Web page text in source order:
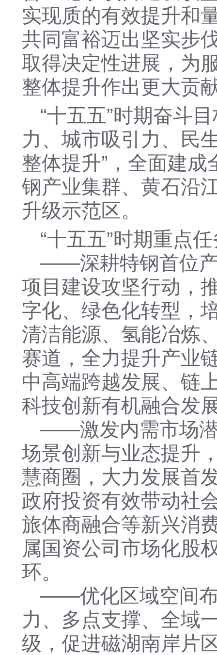
实现质的有效提升和
共同富裕迈出坚实步
取得决定性进展，为
整体提升作出更大贡
“十五五”时期奋斗
力 、 城市吸引力 、
民
整体提升”，全面建成
钢产业集群、黄石沿
升级示范区。
“十五五”时期重点
——深耕特钢首位
项目建设攻坚行动，
字化、绿色化转型，
清洁能源、氢能冶炼
赛道 ，全力提升产业
中高端跨越发展、 链
科技创新有机融合发
——激发内需市场
场景创新与业态提升
慧商圈，大力发展首
政府投资有效带动社
旅体商融合等新兴消
属国资公司市场化股
环。
——优化区域空间
力、多点支撑、全域
级，促进磁湖南岸片